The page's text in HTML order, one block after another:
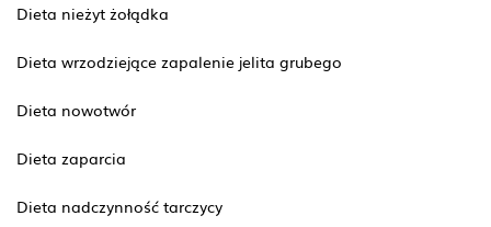
Dieta nieżyt żołądka
Dieta wrzodziejące zapalenie jelita grubego
Dieta nowotwór
Dieta zaparcia
Dieta nadczynność tarczycy